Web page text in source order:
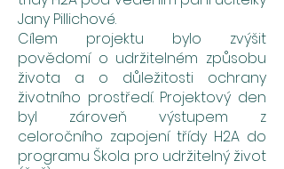
Jany Pillichové.
Cílem projektu bylo zvýšit
povědomí o udržitelném způsobu
života a o důležitosti ochrany
životního prostředí. Projektový den
byl zároveň výstupem z
celoročního zapojení třídy H2A do
programu Škola pro udržitelný život